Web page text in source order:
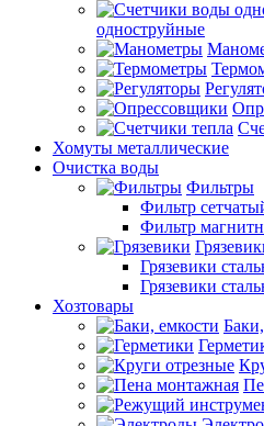
одноструйные
Хомуты металлические
Очистка воды
Фильтры
Фильтр
Фильтр
Грязевики
Грязевики
Хозтовары